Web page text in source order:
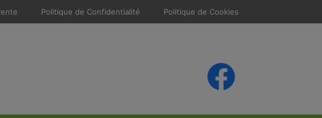
Politique de Confidentialité Politique de Cookies